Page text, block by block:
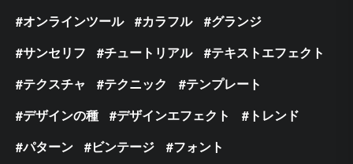
オンラインツール
カラフル
グランジ
サンセリフ
チュートリアル
テキストエフェクト
テクスチャ
テクニック
テンプレート
デザインの種
デザインエフェクト
トレンド
パターン
ビンテージ
フォント